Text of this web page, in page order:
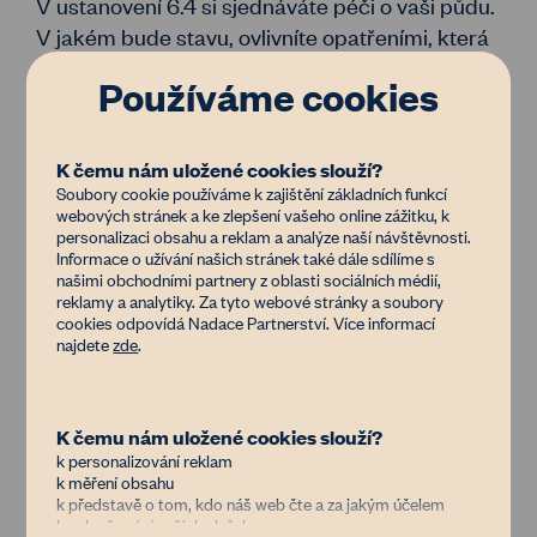
V jakém bude stavu, ovlivníte opatřeními, která
můžete vybírat prostřednictvím
formuláře. Některá opatření je možné realizovat
s větší rozlohou (např. biopásy, pásové střídání
plodin nebo agrolesnictví) nebo na specifických
místech (zalesnění, polní mokřad). Pro některá
opatření musí zemědělec disponovat zvláštní
technikou. Výběr opatření proto konzultujte s
vaším pachtýřem. Pokud například zemědělec
nemá živočišnou výrobu, lze statková hnojiva
území a číslo LV nebo parcely, pomůžeme vám
s tím.
V generátoru volíte buď první obecnou variantu
Používáme cookies
K čemu nám uložené cookies slouží?
Soubory cookie používáme k zajištění základních funkcí
webových stránek a ke zlepšení vašeho online zážitku, k
personalizaci obsahu a reklam a analýze naší návštěvnosti.
Informace o užívání našich stránek také dále sdílíme s
našimi obchodními partnery z oblasti sociálních médií,
reklamy a analytiky. Za tyto webové stránky a soubory
cookies odpovídá Nadace Partnerství. Více informací
najdetezde.
K čemu nám uložené cookies slouží?
k personalizování reklam
k měření obsahu
k představě o tom, kdo náš web čte a za jakým účelem
k vylepšování našich služeb